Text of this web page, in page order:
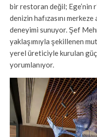
bir restoran değil; Ege’nin
denizin hafızasını
deneyimi sunuyor. Şef
yaklaşımıyla şekillenen
yerel üreticiyle kurulan
yorumlanıyor.